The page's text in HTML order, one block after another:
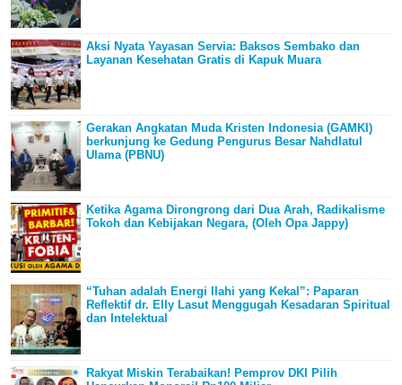
Aksi Nyata Yayasan Servia: Baksos Sembako dan
Layanan Kesehatan Gratis di Kapuk Muara
Gerakan Angkatan Muda Kristen Indonesia (GAMKI)
berkunjung ke Gedung Pengurus Besar Nahdlatul
Ulama (PBNU)
Ketika Agama Dirongrong dari Dua Arah, Radikalisme
Tokoh dan Kebijakan Negara, (Oleh Opa Jappy)
“Tuhan adalah Energi Ilahi yang Kekal”: Paparan
Reflektif dr. Elly Lasut Menggugah Kesadaran Spiritual
dan Intelektual
Rakyat Miskin Terabaikan! Pemprov DKI Pilih